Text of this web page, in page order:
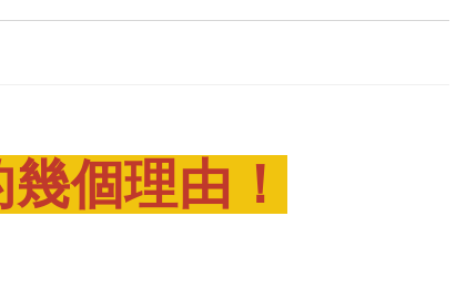
個理由！